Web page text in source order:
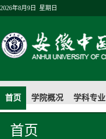
2026年8月9日 星期日
首页 学院概况 学科专业
首页